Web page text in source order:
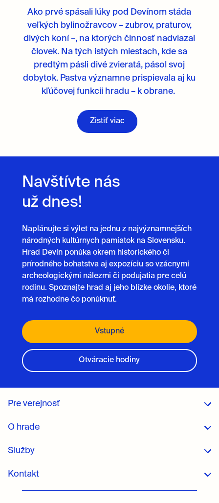
Ako prvé spásali lúky pod Devínom stáda
veľkých bylinožravcov – zubrov, praturov,
divých koní –, na ktorých činnosť nadviazal
človek. Na tých istých miestach, kde sa
predtým pásli divé zvieratá, pásol svoj
dobytok. Pastva významne prispievala aj ku
kľúčovej funkcii hradu – k obrane.
Zistiť viac
Navštívte nás
už dnes!
Naplánujte si výlet na jednu z najvýznamnejších
národných kultúrnych pamiatok na Slovensku.
Hrad Devín ponúka okrem historického či
prírodného bohatstva aj expozíciu so vzácnymi
archeologickými nálezmi či podujatia pre celú
rodinu. Spoznajte hrad aj jeho blízke okolie, ktoré
má rozhodne čo ponúknuť.
Vstupné
Otváracie hodiny
Pre verejnosť
O hrade
Služby
Kontakt